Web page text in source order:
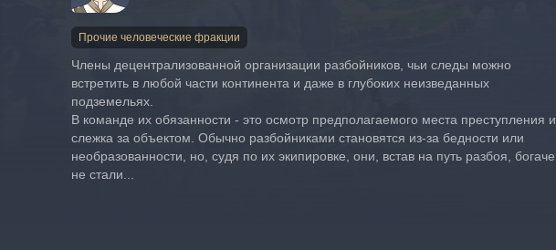
Прочие человеческие фракции
Члены децентрализованной организации разбойников, чьи следы можно
встретить в любой части континента и даже в глубоких неизведанных
подземельях.
В команде их обязанности - это осмотр предполагаемого места преступления и
слежка за объектом. Обычно разбойниками становятся из-за бедности или
необразованности, но, судя по их экипировке, они, встав на путь разбоя, богаче
не стали...